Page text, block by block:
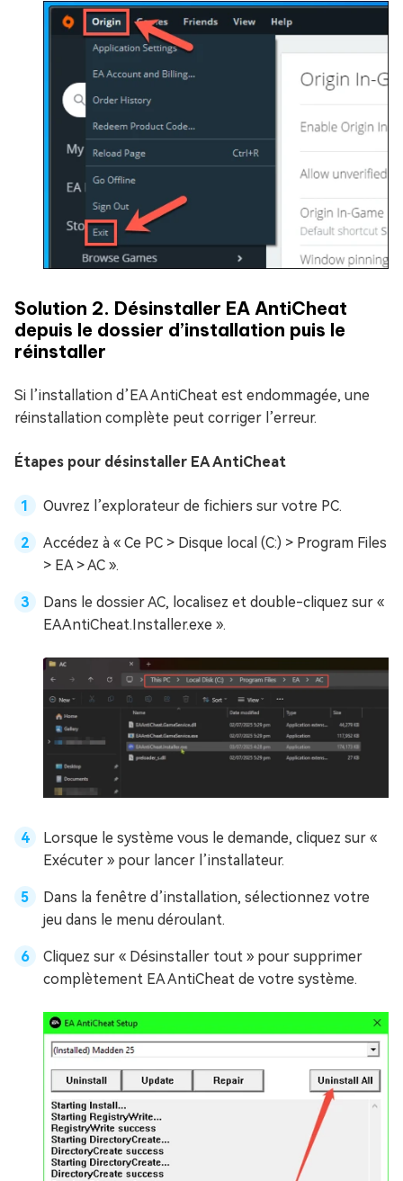
Solution 2. Désinstaller EA AntiCheat
depuis le dossier d’installation puis le
réinstaller
Si l’installation d’EA AntiCheat est endommagée, une
réinstallation complète peut corriger l’erreur.
Étapes pour désinstaller EA AntiCheat
Ouvrez l’explorateur de fichiers sur votre PC.
Accédez à « Ce PC > Disque local (C:) > Program Files
> EA > AC ».
Dans le dossier AC, localisez et double-cliquez sur «
EAAntiCheat.Installer.exe ».
Lorsque le système vous le demande, cliquez sur «
Exécuter » pour lancer l’installateur.
Dans la fenêtre d’installation, sélectionnez votre
jeu dans le menu déroulant.
Cliquez sur « Désinstaller tout » pour supprimer
complètement EA AntiCheat de votre système.